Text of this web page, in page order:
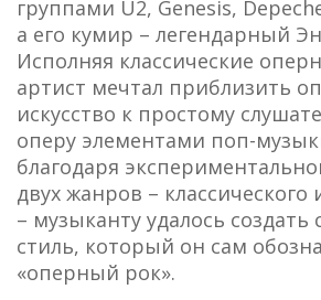
группами U2, Genesis,
а его кумир – легендарный
Исполняя классические
артист мечтал приблизить
искусство к простому
оперу элементами поп-
благодаря
двух жанров – классического
– музыканту удалось
стиль, который он сам
«оперный рок».